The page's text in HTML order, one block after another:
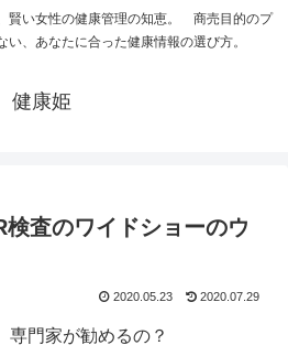
賢い女性の健康管理の知恵。 商売目的のプ
い、あなたに合った健康情報の選び方。
健康姫
査のワイドショーのウ
2020.05.23 2020.07.29
専門家が勧めるの？